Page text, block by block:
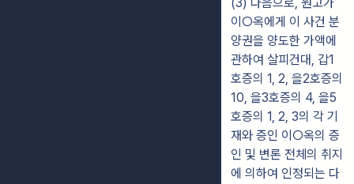
이○옥에게 이 사건 분
양권을 양도한 가액에
관하여 살피건대, 갑1
호증의 1, 2, 을2호증의
10, 을3호증의 4, 을5
호증의 1, 2, 3의 각 기
재와 증인 이○옥의 증
인 및 변론 전체의 취지
에 의하여 인정되는 다